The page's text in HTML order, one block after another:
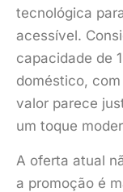
tecnológica
acessível.
capacidade de
doméstico,
valor parece
um toque
A oferta atual
a promoção é